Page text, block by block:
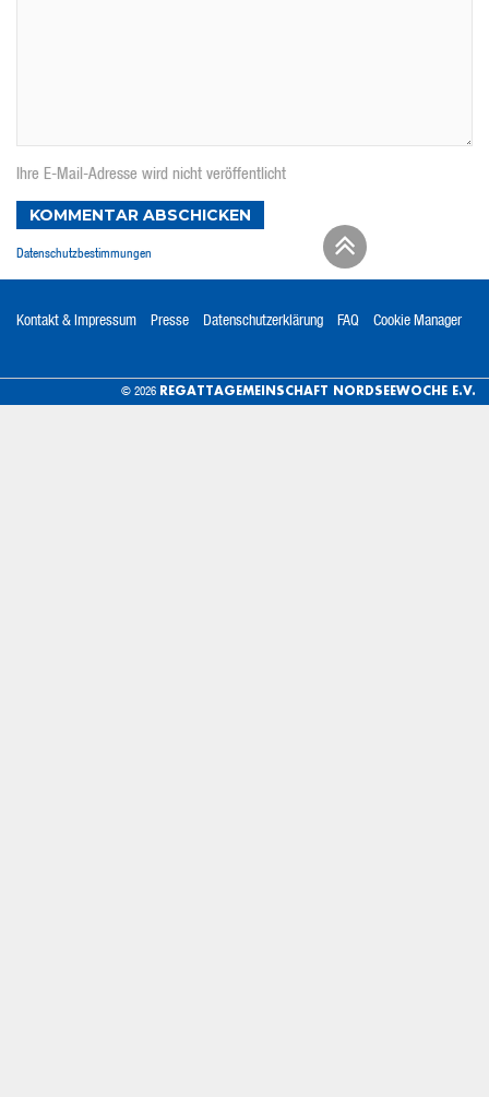
Ihre E-Mail-Adresse wird nicht veröffentlicht
KOMMENTAR ABSCHICKEN
Datenschutzbestimmungen
Kontakt & Impressum Presse Datenschutzerklärung FAQ Cookie Manager
© 2026 REGATTAGEMEINSCHAFT NORDSEEWOCHE E.V.